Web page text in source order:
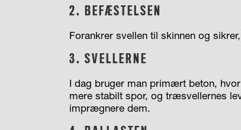
2. BEFÆSTELSEN
Forankrer svellen til skinnen og
3. SVELLERNE
I dag bruger man primært beton,
mere stabilt spor, og træsvellernes
imprægnere dem.